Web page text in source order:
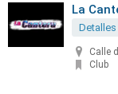
La
Detalles
Calle
Club